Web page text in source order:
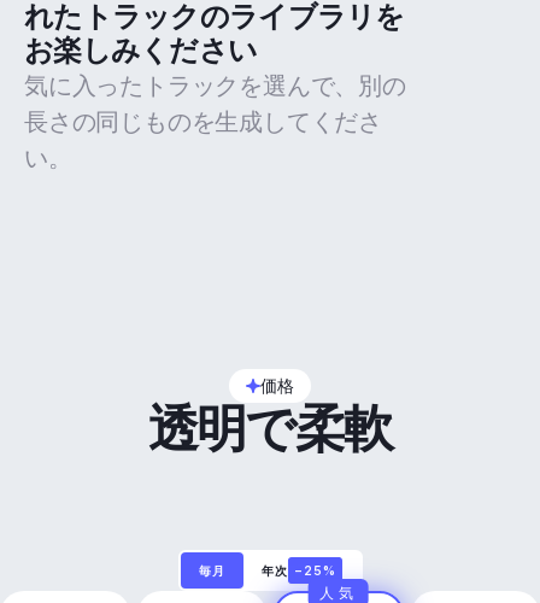
れたトラックのライブラリを
お楽しみください
気に入ったトラックを選んで、別の
長さの同じものを生成してくださ
い。
価格
透明で柔軟
毎月 年次 −25%
人気